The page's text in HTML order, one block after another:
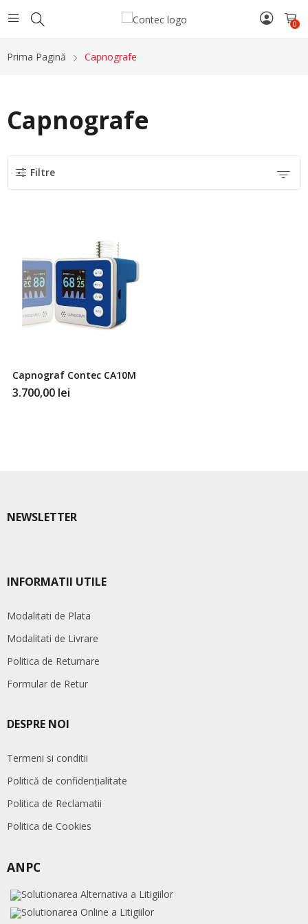
0
Prima Pagină Capnografe
Capnografe
Filtre
Capnograf Contec CA10M
3.700,00 lei
NEWSLETTER
INFORMATII UTILE
Modalitati de Plata
Modalitati de Livrare
Politica de Returnare
Formular de Retur
DESPRE NOI
Termeni si conditii
Politică de confidențialitate
Politica de Reclamatii
Politica de Cookies
ANPC